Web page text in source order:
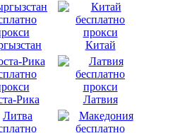
Китай
Рика Латвия